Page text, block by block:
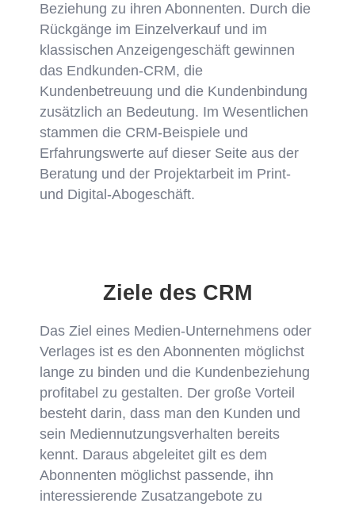
Beziehung zu ihren Abonnenten. Durch die
Rückgänge im Einzelverkauf und im
klassischen Anzeigengeschäft gewinnen
das Endkunden-CRM, die
Kundenbetreuung und die Kundenbindung
zusätzlich an Bedeutung. Im Wesentlichen
stammen die CRM-Beispiele und
Erfahrungswerte auf dieser Seite aus der
Beratung und der Projektarbeit im Print-
und Digital-Abogeschäft.
Ziele des CRM
Das Ziel eines Medien-Unternehmens oder
Verlages ist es den Abonnenten möglichst
lange zu binden und die Kundenbeziehung
profitabel zu gestalten. Der große Vorteil
besteht darin, dass man den Kunden und
sein Mediennutzungsverhalten bereits
kennt. Daraus abgeleitet gilt es dem
Abonnenten möglichst passende, ihn
interessierende Zusatzangebote zu